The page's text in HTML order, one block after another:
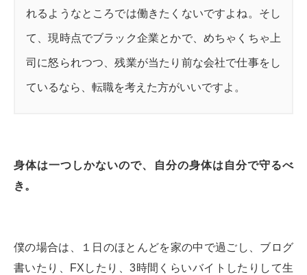
れるようなところでは働きたくないですよね。そし
て、現時点でブラック企業とかで、めちゃくちゃ上
司に怒られつつ、残業が当たり前な会社で仕事をし
ているなら、転職を考えた方がいいですよ。
身体は一つしかないので、自分の身体は自分で守るべ
き。
僕の場合は、１日のほとんどを家の中で過ごし、ブログ
書いたり、FXしたり、3時間くらいバイトしたりして生